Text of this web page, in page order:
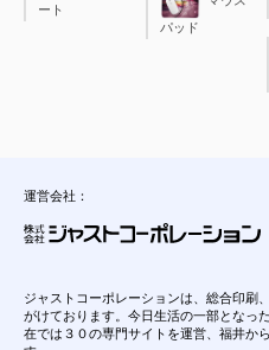
ート
パッド
運営会社：
ジャストコーポレーションは、総合印刷
がけております。今日生活の一部となっ
在では３０の専門サイトを運営、福井か